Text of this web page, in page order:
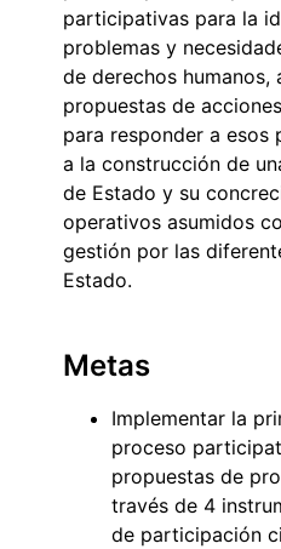
participativas para la
problemas y
de derechos humanos,
propuestas de
para responder a esos
a la construcción de
de Estado y su
operativos asumidos
gestión por las
Estado.
Metas
Implementar la
proceso
propuestas de
través de 4
de participación